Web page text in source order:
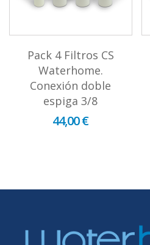
Pack 4 Filtros CS
Waterhome.
Conexión doble
espiga 3/8
44,00 €